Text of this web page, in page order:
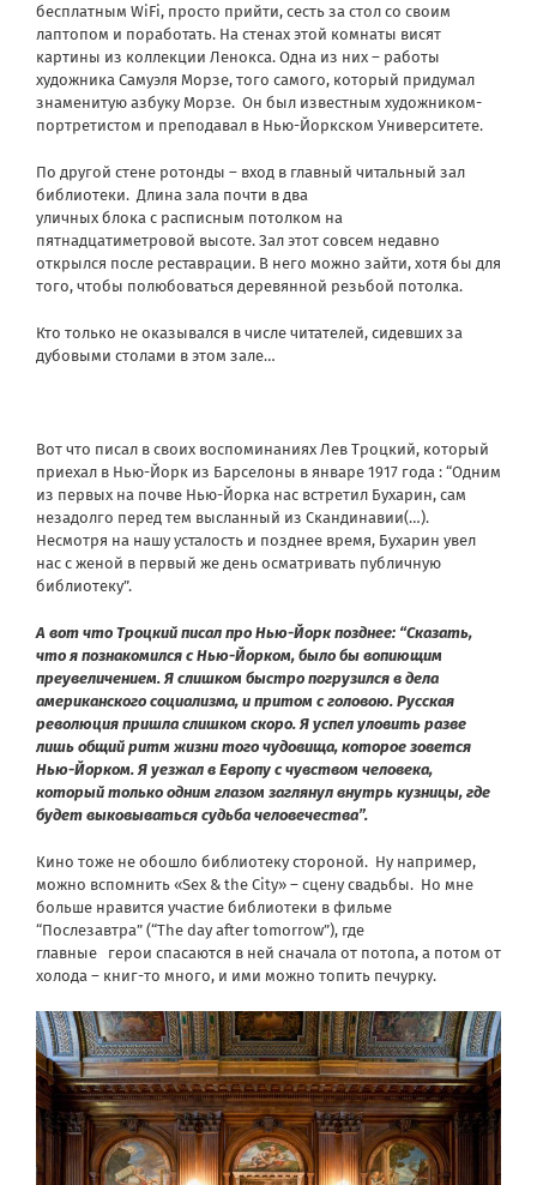
бесплатным WiFi, просто прийти, сесть за стол со своим
лаптопом и поработать. На стенах этой комнаты висят
картины из коллекции Ленокса. Одна из них – работы
художника Самуэля Морзе, того самого, который придумал
знаменитую азбуку Морзе. Он был известным художником-
портретистом и преподавал в Нью-Йоркском Университете.
По другой стене ротонды – вход в главный читальный зал
библиотеки. Длина зала почти в два
уличных блока с расписным потолком на
пятнадцатиметровой высоте. Зал этот совсем недавно
открылся после реставрации. В него можно зайти, хотя бы для
того, чтобы полюбоваться деревянной резьбой потолка.
Кто только не оказывался в числе читателей, сидевших за
дубовыми столами в этом зале…
Вот что писал в своих воспоминаниях Лев Троцкий, который
приехал в Нью-Йорк из Барселоны в январе 1917 года : “Одним
из первых на почве Нью-Йорка нас встретил Бухарин, сам
незадолго перед тем высланный из Скандинавии(…).
Несмотря на нашу усталость и позднее время, Бухарин увел
нас с женой в первый же день осматривать публичную
библиотеку”.
А вот что Троцкий писал про Нью-Йорк позднее: “Сказать,
что я познакомился с Нью-Йорком, было бы вопиющим
преувеличением. Я слишком быстро погрузился в дела
американского социализма, и притом с головою. Русская
революция пришла слишком скоро. Я успел уловить разве
лишь общий ритм жизни того чудовища, которое зовется
Нью-Йорком. Я уезжал в Европу с чувством человека,
который только одним глазом заглянул внутрь кузницы, где
будет выковываться судьба человечества”.
Кино тоже не обошло библиотеку стороной. Ну например,
можно вспомнить «Sex & the City» – сцену свадьбы. Но мне
больше нравится участие библиотеки в фильме
“Послезавтра” (“The day after tomorrow”), где
главные герои спасаются в ней сначала от потопа, а потом от
холода – книг-то много, и ими можно топить печурку.